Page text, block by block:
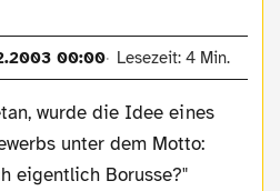
00:00 Lesezeit: 4 Min.
wurde die Idee eines
unter dem Motto:
eigentlich Borusse?"